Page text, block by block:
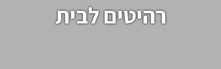
פופים
רהיטים לבית